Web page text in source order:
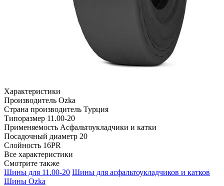
Характеристики
Производитель Ozka
Страна производитель Турция
Типоразмер 11.00-20
Применяемость Асфальтоукладчики и катки
Посадочный диаметр 20
Слойность 16PR
Все характеристики
Смотрите также
Шины для 11.00-20 Шины для асфальтоукладчиков и катков
Шины Ozka